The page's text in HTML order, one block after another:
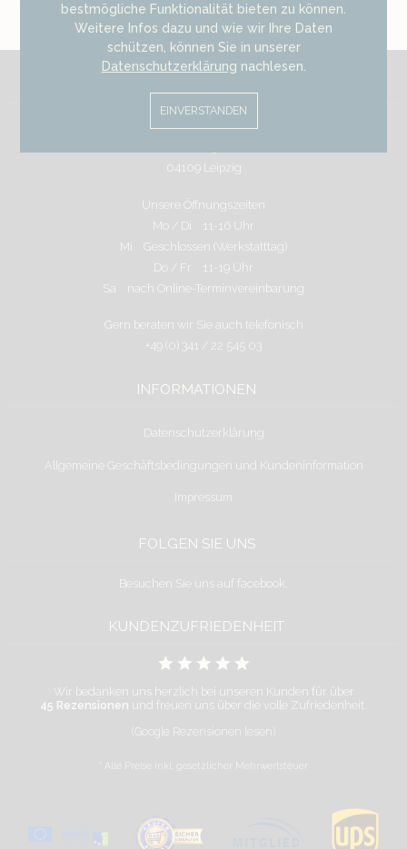
Wir freuen uns auf Ihren Besuch
04109 Leipzig
Unsere Öffnungszeiten
Mo / Di 11-16 Uhr
Mi Geschlossen (Werkstatttag)
Do / Fr 11-19 Uhr
Sa nach Online-Terminvereinbarung
Gern beraten wir Sie auch telefonisch
+49 (0) 341 / 22 545 03
INFORMATIONEN
Datenschutzerklärung
Allgemeine Geschäftsbedingungen und Kundeninformation
Impressum
FOLGEN SIE UNS
Besuchen Sie uns auf facebook.
KUNDENZUFRIEDENHEIT
Wir bedanken uns herzlich bei unseren Kunden für über
45 Rezensionen und freuen uns über die volle Zufriedenheit.
(Google Rezensionen lesen)
* Alle Preise inkl. gesetzlicher Mehrwertsteuer
bestmögliche Funktionalität bieten zu können.
Weitere Infos dazu und wie wir Ihre Daten
schützen, können Sie in unserer
Datenschutzerklärung nachlesen.
EINVERSTANDEN